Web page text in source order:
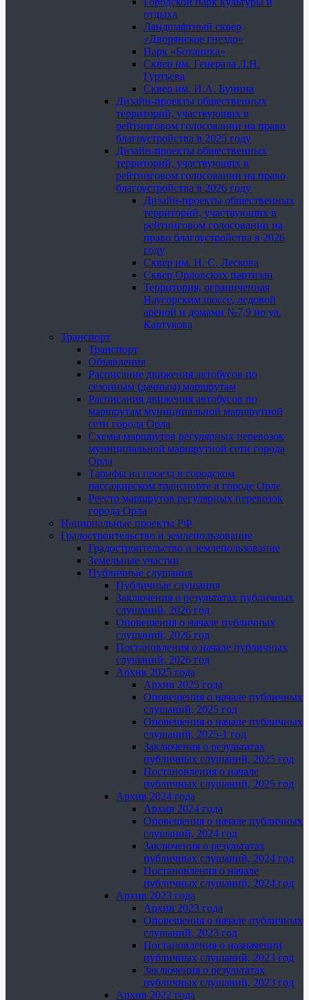
отдыха
Ландшафтный сквер
«Дворянское гнездо»
Парк «Ботаника»
Сквер им. Генерала Л.Н.
Гуртьева
Сквер им. И.А. Бунина
Дизайн-проекты общественных
территорий, участвующих в
рейтинговом голосовании на право
благоустройства в 2025 году
Дизайн-проекты общественных
территорий, участвующих в
рейтинговом голосовании на право
благоустройства в 2026 году
Дизайн-проекты общественных
территорий, участвующих в
рейтинговом голосовании на
право благоустройства в 2026
году
Сквер им. Н. С. Лескова
Сквер Орловских партизан
Территория, ограниченная
Наугорским шоссе, ледовой
ареной и домами №7,9 по ул.
Картукова
Транспорт
Транспорт
Объявления
Расписание движения автобусов по
сезонным (дачным) маршрутам
Расписания движения автобусов по
маршрутам муниципальной маршрутной
сети города Орла
Схемы маршрутов регулярных перевозок
муниципальной маршрутной сети города
Орла
Тарифы на проезд в городском
пассажирском транспорте в городе Орле
Реестр маршрутов регулярных перевозок
города Орла
Национальные проекты РФ
Градостроительство и землепользование
Градостроительство и землепользование
Земельные участки
Публичные слушания
Публичные слушания
Заключения о результатах публичных
слушаний, 2026 год
Оповещения о начале публичных
слушаний, 2026 год
Постановления о начале публичных
слушаний, 2026 год
Архив 2025 года
Архив 2025 года
Оповещения о начале публичных
слушаний, 2025 год
Оповещения о начале публичных
слушаний, 2025-1 год
Заключения о результатах
публичных слушаний, 2025 год
Постановления о начале
публичных слушаний, 2025 год
Архив 2024 года
Архив 2024 года
Оповещения о начале публичных
слушаний, 2024 год
Заключения о результатах
публичных слушаний, 2024 год
Постановления о начале
публичных слушаний, 2024 год
Архив 2023 года
Архив 2023 года
Оповещения о начале публичных
слушаний, 2023 год
Постановления о назначении
публичных слушаний, 2023 год
Заключения о результатах
публичных слушаний, 2023 год
Архив 2022 года